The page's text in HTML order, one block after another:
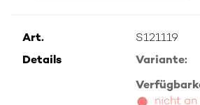
Art.
S121119
Details
Variante:
nicht an